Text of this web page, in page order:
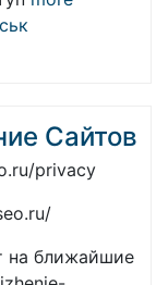
Сайтов
privacy
на ближайшие